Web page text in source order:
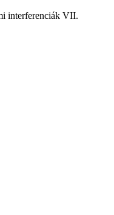
interferenciák VII.